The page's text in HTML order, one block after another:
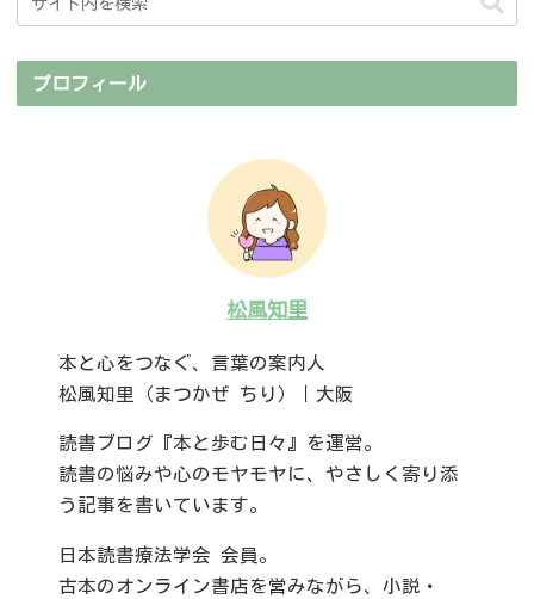
プロフィール
松風知里
本と心をつなぐ、言葉の案内人
松風知里（まつかぜ ちり）｜大阪
読書ブログ『本と歩む日々』を運営。
読書の悩みや心のモヤモヤに、やさしく寄り添
う記事を書いています。
日本読書療法学会 会員。
古本のオンライン書店を営みながら、小説・